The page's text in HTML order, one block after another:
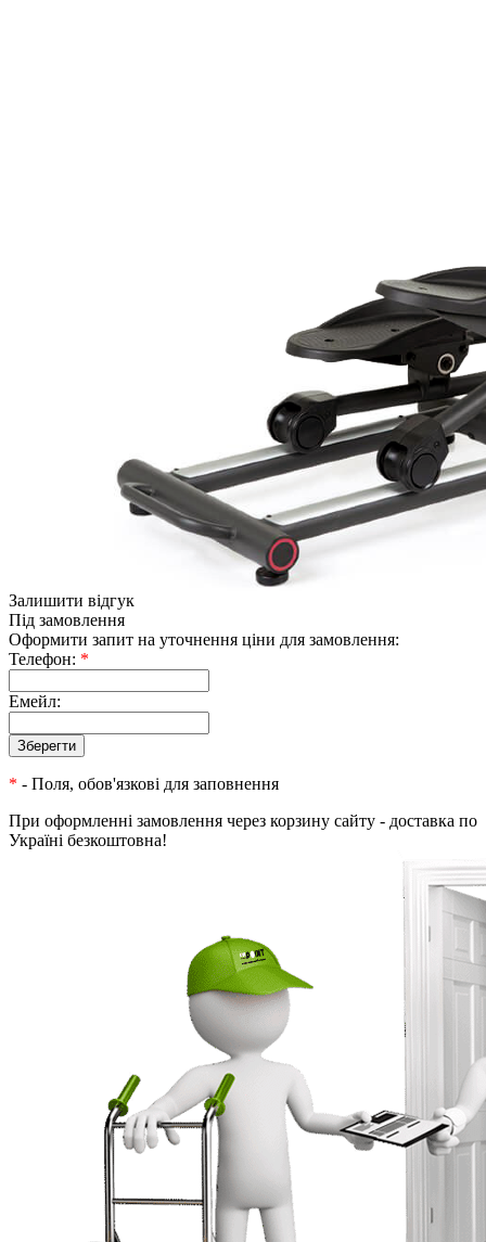
Залишити відгук
Під замовлення
Оформити запит на уточнення ціни для замовлення:
Телефон: *
Емейл:
* - Поля, обов'язкові для заповнення
При оформленні замовлення через корзину сайту - доставка по
Україні безкоштовна!